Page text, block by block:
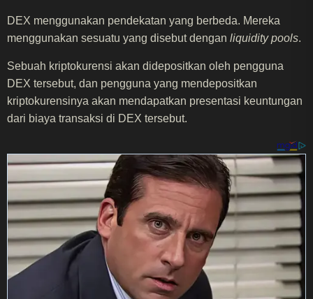
DEX menggunakan pendekatan yang berbeda. Mereka
menggunakan sesuatu yang disebut dengan liquidity pools.
Sebuah kriptokurensi akan didepositkan oleh pengguna
DEX tersebut, dan pengguna yang mendepositkan
kriptokurensinya akan mendapatkan presentasi keuntungan
dari biaya transaksi di DEX tersebut.